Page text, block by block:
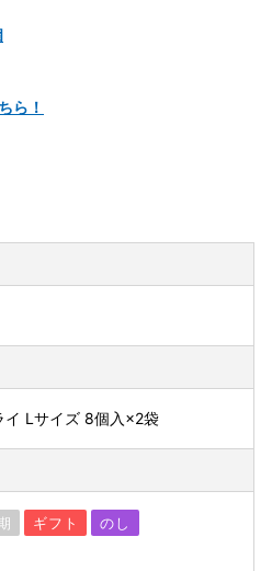
ら！
イ Lサイズ 8個入×2袋
ギフト のし